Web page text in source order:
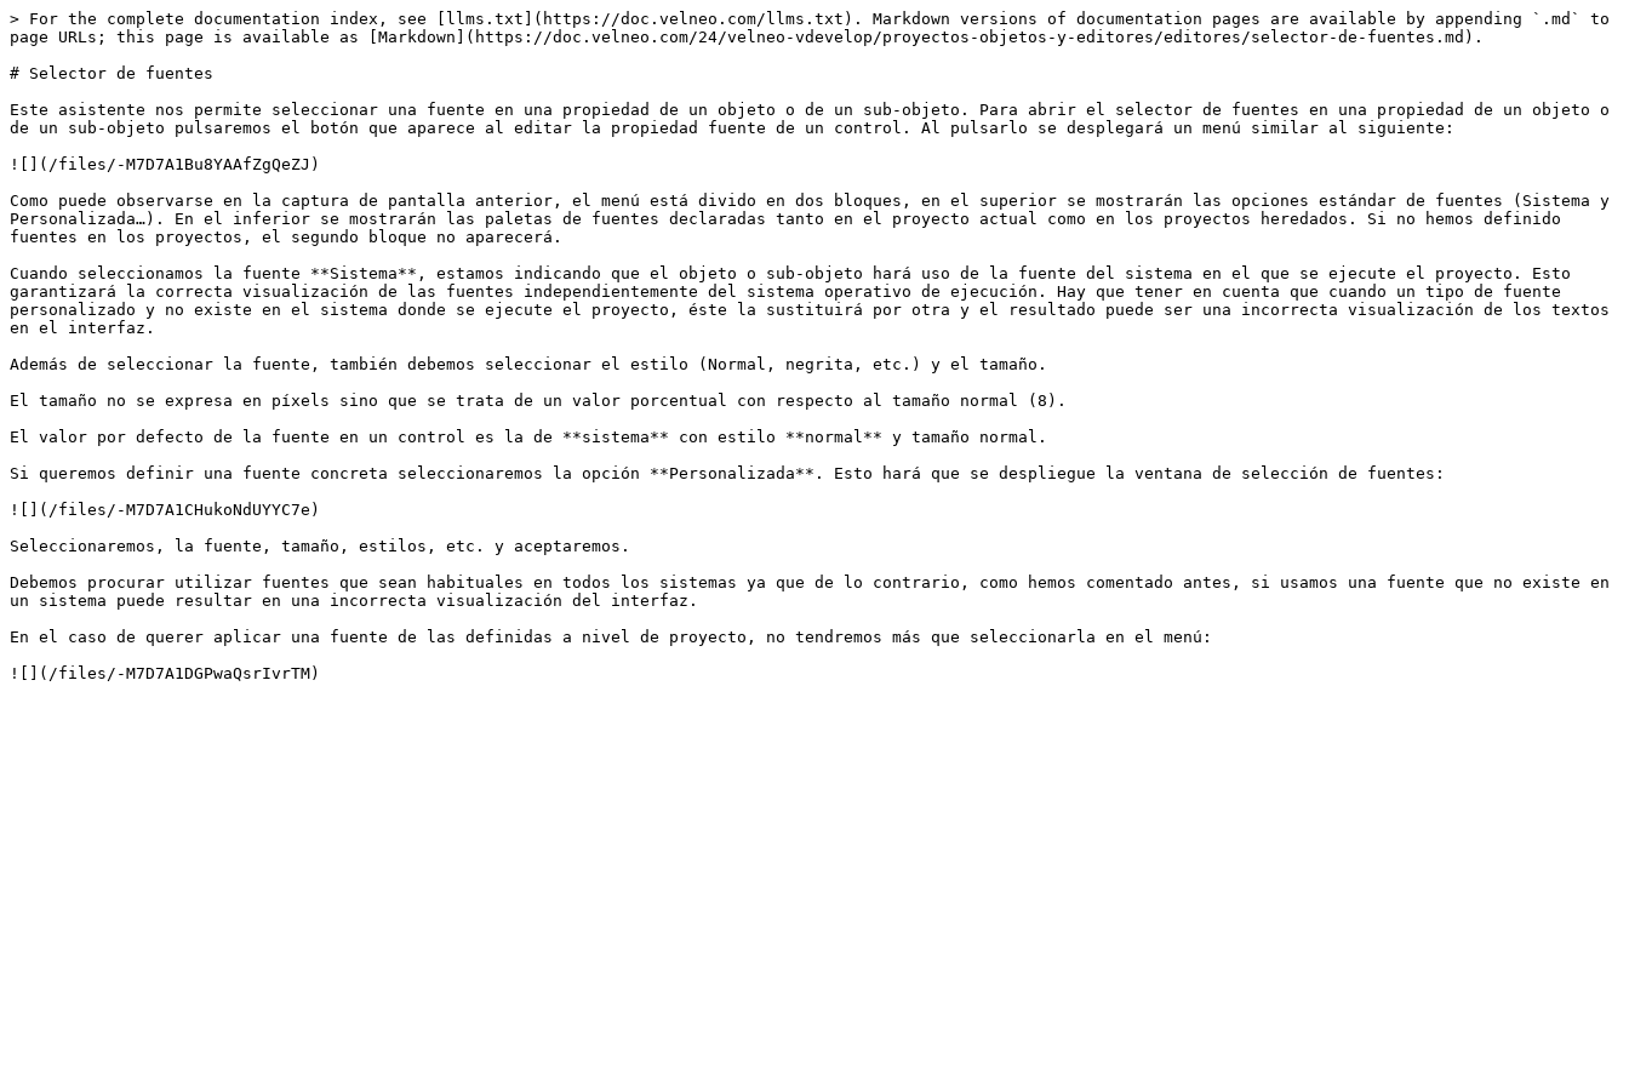
> For the complete documentation index, see [llms.txt](https://doc.velneo.com/llms.txt). Markdown versions of documentation pages are available by appending `.md` to
page URLs; this page is available as [Markdown](https://doc.velneo.com/24/velneo-vdevelop/proyectos-objetos-y-editores/editores/selector-de-fuentes.md).
# Selector de fuentes
Este asistente nos permite seleccionar una fuente en una propiedad de un objeto o de un sub-objeto. Para abrir el selector de fuentes en una propiedad de un objeto o
de un sub-objeto pulsaremos el botón que aparece al editar la propiedad fuente de un control. Al pulsarlo se desplegará un menú similar al siguiente:
![](/files/-M7D7A1Bu8YAAfZgQeZJ)
Como puede observarse en la captura de pantalla anterior, el menú está divido en dos bloques, en el superior se mostrarán las opciones estándar de fuentes (Sistema y
Personalizada…). En el inferior se mostrarán las paletas de fuentes declaradas tanto en el proyecto actual como en los proyectos heredados. Si no hemos definido
fuentes en los proyectos, el segundo bloque no aparecerá.
Cuando seleccionamos la fuente **Sistema**, estamos indicando que el objeto o sub-objeto hará uso de la fuente del sistema en el que se ejecute el proyecto. Esto
garantizará la correcta visualización de las fuentes independientemente del sistema operativo de ejecución. Hay que tener en cuenta que cuando un tipo de fuente
personalizado y no existe en el sistema donde se ejecute el proyecto, éste la sustituirá por otra y el resultado puede ser una incorrecta visualización de los textos
en el interfaz.
Además de seleccionar la fuente, también debemos seleccionar el estilo (Normal, negrita, etc.) y el tamaño.
El tamaño no se expresa en píxels sino que se trata de un valor porcentual con respecto al tamaño normal (8).
El valor por defecto de la fuente en un control es la de **sistema** con estilo **normal** y tamaño normal.
Si queremos definir una fuente concreta seleccionaremos la opción **Personalizada**. Esto hará que se despliegue la ventana de selección de fuentes:
![](/files/-M7D7A1CHukoNdUYYC7e)
Seleccionaremos, la fuente, tamaño, estilos, etc. y aceptaremos.
Debemos procurar utilizar fuentes que sean habituales en todos los sistemas ya que de lo contrario, como hemos comentado antes, si usamos una fuente que no existe en
un sistema puede resultar en una incorrecta visualización del interfaz.
En el caso de querer aplicar una fuente de las definidas a nivel de proyecto, no tendremos más que seleccionarla en el menú: